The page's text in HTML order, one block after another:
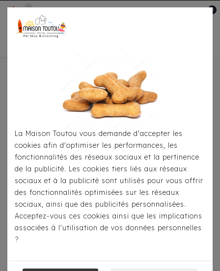
0
Toutou® Handmade
Le Canapé, Le
Panier, La Corbeille
La Corbeille Cocoon Tobacco
La Maison Toutou vous demande d'accepter les
cookies afin d'optimiser les performances, les
fonctionnalités des réseaux sociaux et la pertinence
de la publicité. Les cookies tiers liés aux réseaux
sociaux et à la publicité sont utilisés pour vous offrir
des fonctionnalités optimisées sur les réseaux
sociaux, ainsi que des publicités personnalisées.
Acceptez-vous ces cookies ainsi que les implications
associées à l'utilisation de vos données personnelles
?